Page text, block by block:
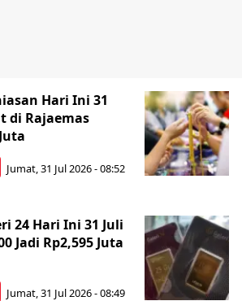
Hari Ini 31
di Rajaemas
Jumat, 31 Jul 2026 - 08:52
24 Hari Ini 31 Juli
Jadi Rp2,595 Juta
Jumat, 31 Jul 2026 - 08:49